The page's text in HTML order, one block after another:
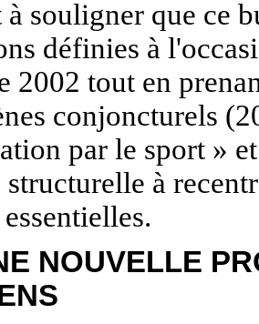
souligner que ce
définies à
2002 tout en
conjoncturels
par le sport »
structurelle à
NOUVELLE